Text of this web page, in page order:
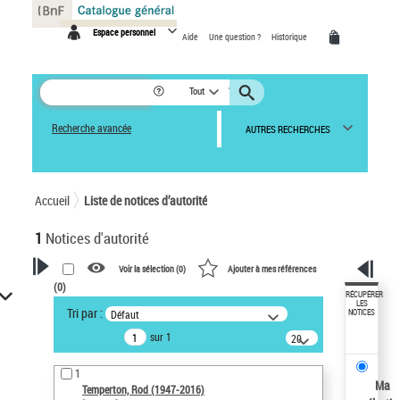
Espace personnel Aide Une question ? Historique
Tout
Recherche avancée AUTRES RECHERCHES
Accueil Liste de notices d’autorité
1 Notices d'autorité
VOTRE RECHERCHE
Recherche avancée dans les
notices d’autorité
Œuvres liées à l'auteur :
Temperton, Rod (1947-2016)
Voir la sélection (0) Ajouter à mes références
(0)
Tri par : Défaut
sur 1
20
résultats/page
1
Temperton, Rod (1947-2016)
RÉCUPÉRER
LES
NOTICES
Ma
Panneau de gestion des cookies